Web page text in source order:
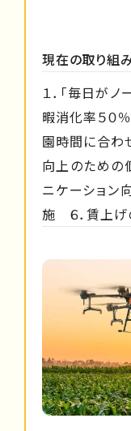
現在の取り組
１．「毎日が
暇消化率５０
園時間に合わ
向上のための
ニケーション
施 ６．賃上